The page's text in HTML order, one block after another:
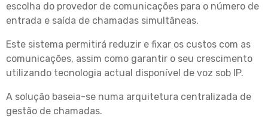
escolha do provedor de comunicações para o número de
entrada e saída de chamadas simultâneas.
Este sistema permitirá reduzir e fixar os custos com as
comunicações, assim como garantir o seu crescimento
utilizando tecnologia actual disponível de voz sob IP.
A solução baseia-se numa arquitetura centralizada de
gestão de chamadas.